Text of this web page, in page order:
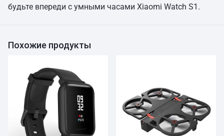
будьте впереди с умными часами Xiaomi Watch S1.
Похожие продукты